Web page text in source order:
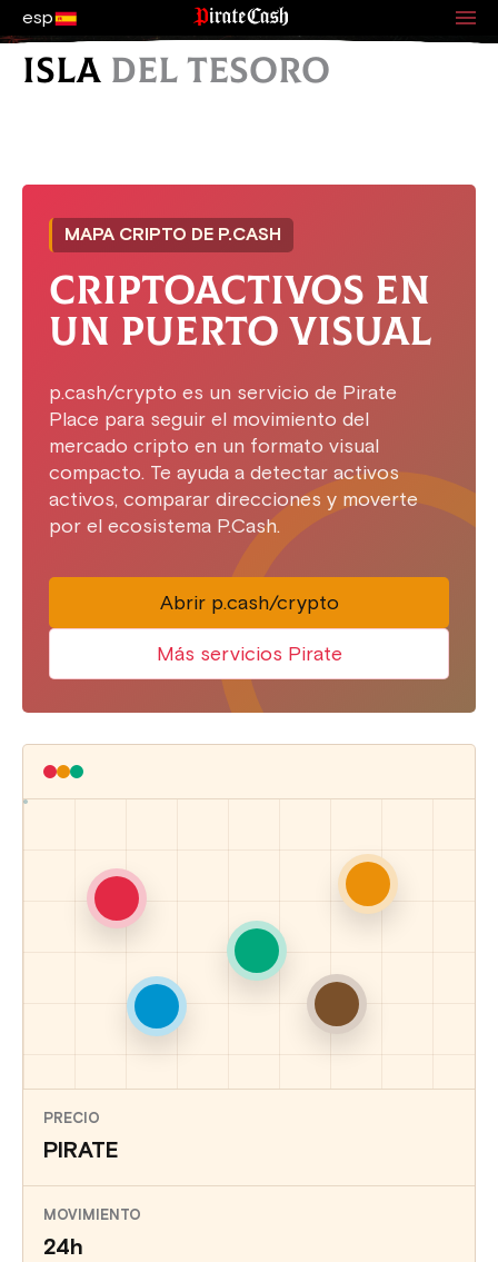
esp
ISLA DEL TESORO
MAPA CRIPTO DE P.CASH
CRIPTOACTIVOS EN
UN PUERTO VISUAL
p.cash/crypto es un servicio de Pirate
Place para seguir el movimiento del
mercado cripto en un formato visual
compacto. Te ayuda a detectar activos
activos, comparar direcciones y moverte
por el ecosistema P.Cash.
Abrir p.cash/crypto
Más servicios Pirate
PRECIO
PIRATE
MOVIMIENTO
24h